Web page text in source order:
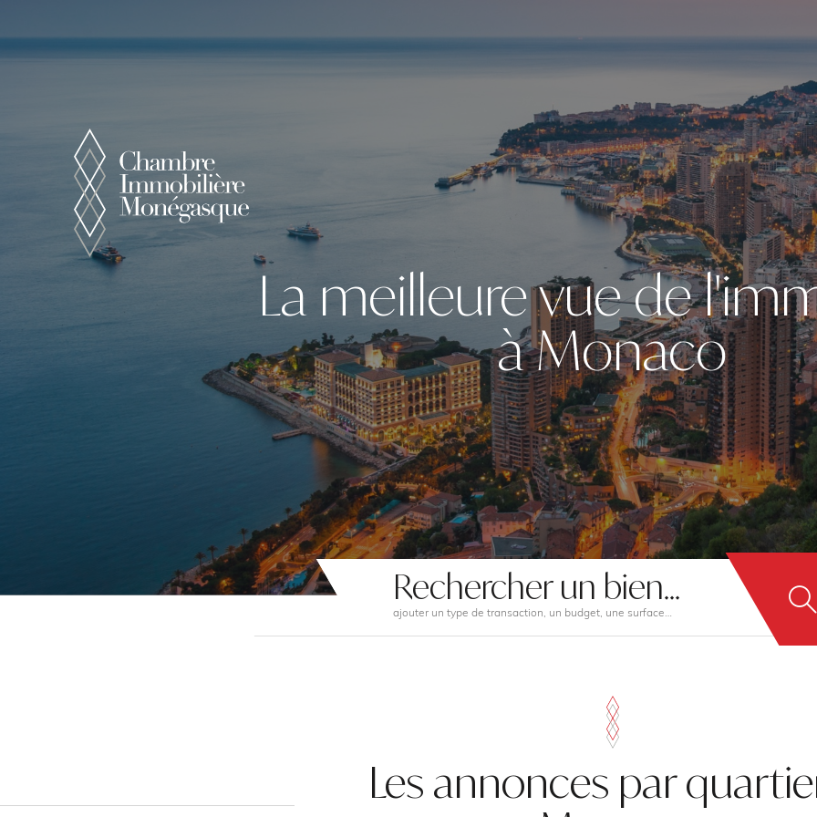
La meilleure vue de
à Monaco
Rechercher un bien...
ajouter un type de transaction, un budget, une surface…
Les annonces par